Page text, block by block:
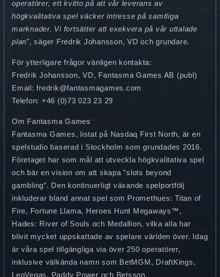
operatörer, ett kvitto på att vår leverans av
högkvalitativa spel väcker intresse på samtliga
marknader. Vi fortsätter att exekvera på vår uttalade
plan", säger Fredrik Johansson, VD och grundare.
För ytterligare frågor vänligen kontakta:
Fredrik Johansson, VD, Fantasma Games AB (publ)
Email: fredrik@fantasmagames.com
Telefon: +46 (0)73 023 23 29
Om Fantasma Games
Fantasma Games, listat på Nasdaq First North, är en
spelstudio baserad i Stockholm som grundades 2016.
Företaget har som mål att utveckla högkvalitativa spel
och bär en vision om att skapa ”slots beyond
gambling”. Den kontinuerligt växande spelportfölj
inkluderar bland annat spel som Promethues: Titan of
Fire, Fortune Llama, Heroes Hunt Megaways™,
Hades: River of Souls och Medallion, vilka alla har
blivit mycket uppskattade av spelare världen över. Idag
är våra spel tillgängliga via över 250 operatörer,
inklusive välkända namn som BetMGM, DraftKings,
LeoVegas, Paddy Power och Betsson.